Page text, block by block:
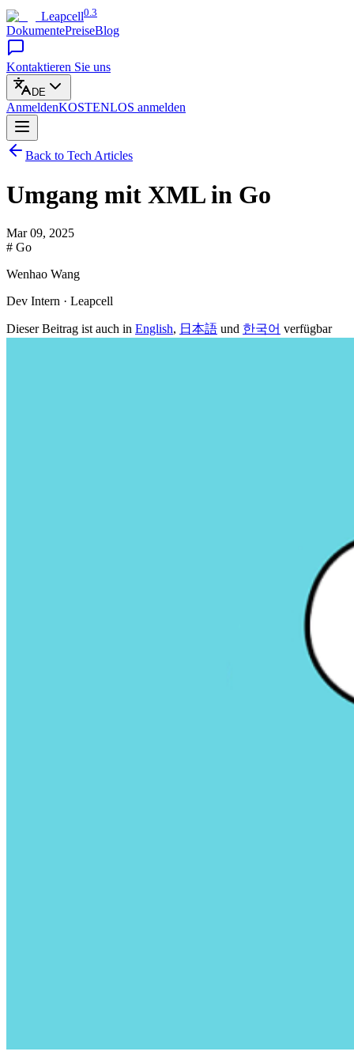
Leapcell0.3
DokumentePreiseBlog
Kontaktieren Sie uns
DE
AnmeldenKOSTENLOS anmelden
Back to Tech Articles
Umgang mit XML in Go
Mar 09, 2025
# Go
Wenhao Wang
Dev Intern · Leapcell
Dieser Beitrag ist auch in English, 日本語 und 한국어 verfügbar